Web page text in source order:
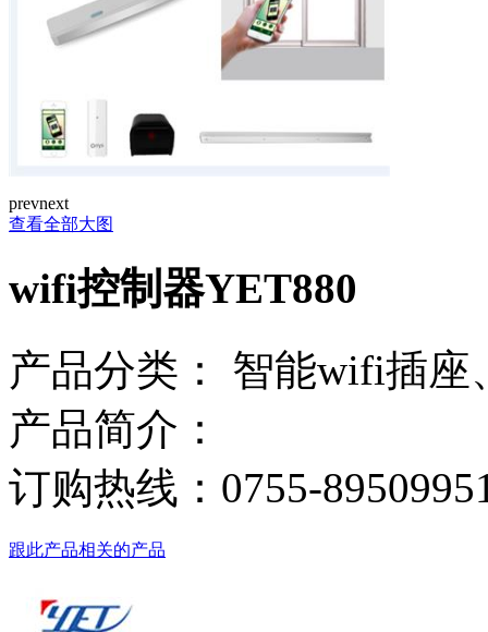
prevnext
查看全部大图
wifi控制器YET880
产品分类： 智能wifi插座
产品简介：
订购热线： 0755-
跟此产品相关的产品